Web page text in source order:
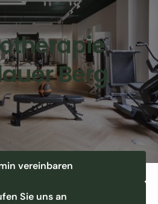
Berg
vereinbaren
Sie uns an